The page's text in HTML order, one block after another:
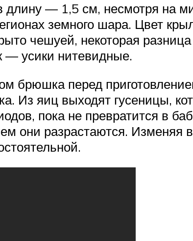
длину — 1,5 см, несмотря на
земного шара. Цвет
чешуей, некоторая
— усики нитевидные.
брюшка перед
Из яиц выходят гусеницы,
пока не превратится в
они разрастаются. Изменяя